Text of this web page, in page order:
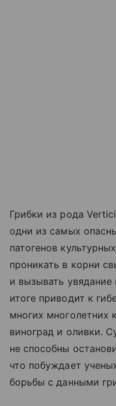
Грибки из рода
одни из самых
патогенов
проникать в корни
и вызывать увядание
итоге приводит к
многих многолетних
виноград и оливки.
не способны
что побуждает
борьбы с данными